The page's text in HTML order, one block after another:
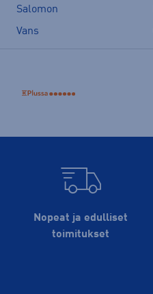
Salomon
Vans
Nopeat ja edulliset
toimitukset